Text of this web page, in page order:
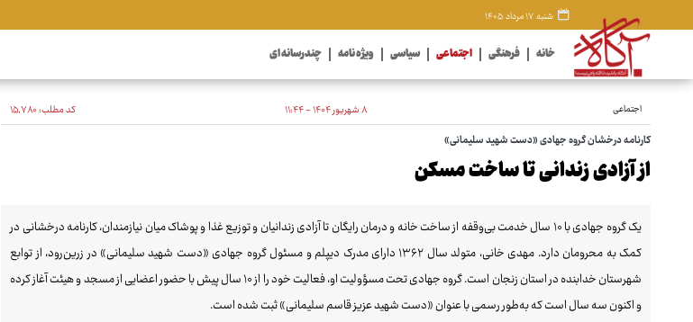
شنبه ۱۷ مرداد ۱۴۰۵
خانه فرهنگی اجتماعی سیاسی ویژه نامه چندرسانه ای
اجتماعی ۸ شهریور ۱۴۰۴ - ۱۱:۴۴ کد مطلب:۱۵٬۷۸۰
کارنامه درخشان گروه جهادی «دست شهید سلیمانی»
از آزادی زندانی تا ساخت مسکن
یک گروه جهادی با ۱۰ سال خدمت بی‌وقفه از ساخت خانه و درمان رایگان تا آزادی زندانیان و توزیع غذا و پوشاک میان نیازمندان، کارنامه درخشانی در
کمک به محرومان دارد. مهدی خانی، متولد سال ۱۳۶۲ دارای مدرک دیپلم و مسئول گروه جهادی «دست شهید سلیمانی» در زرین‌رود، از توابع
شهرستان خدابنده در استان زنجان است. گروه جهادی تحت مسؤولیت او، فعالیت خود را از ۱۰ سال پیش با حضور اعضایی از مسجد و هیئت آغاز کرده
و اکنون سه سال است که به‌طور رسمی با عنوان «دست شهید عزیز قاسم سلیمانی» ثبت شده است.